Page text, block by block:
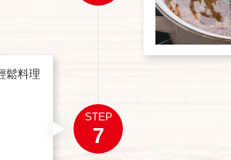
STEP
7
鬆料理